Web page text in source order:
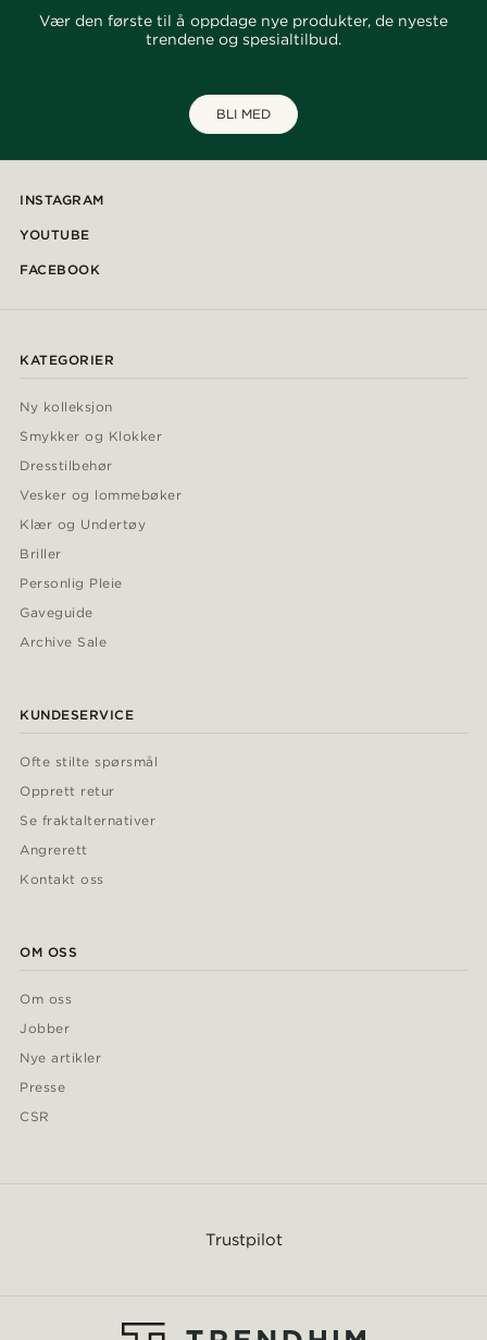
Vær den første til å oppdage nye produkter, de nyeste
trendene og spesialtilbud.
BLI MED
INSTAGRAM
YOUTUBE
FACEBOOK
KATEGORIER
Ny kolleksjon
Smykker og Klokker
Dresstilbehør
Vesker og lommebøker
Klær og Undertøy
Briller
Personlig Pleie
Gaveguide
Archive Sale
KUNDESERVICE
Ofte stilte spørsmål
Opprett retur
Se fraktalternativer
Angrerett
Kontakt oss
OM OSS
Om oss
Jobber
Nye artikler
Presse
CSR
Trustpilot